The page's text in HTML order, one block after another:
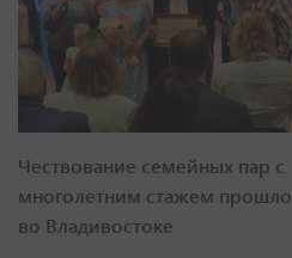
Чествование семейных пар с
многолетним стажем прошло
во Владивостоке